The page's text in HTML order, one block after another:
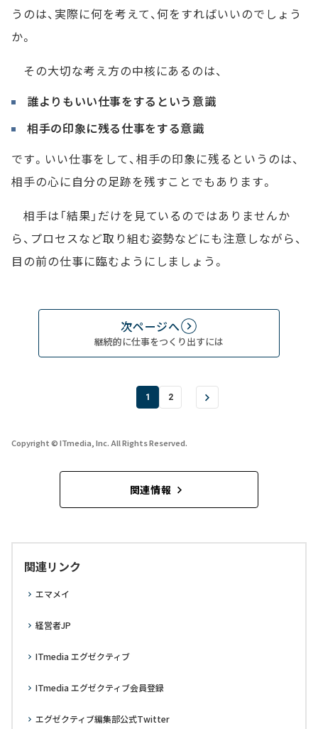
うのは、実際に何を考えて、何をすればいいのでしょう
か。
その大切な考え方の中核にあるのは、
誰よりもいい仕事をするという意識
相手の印象に残る仕事をする意識
です。いい仕事をして、相手の印象に残るというのは、
相手の心に自分の足跡を残すことでもあります。
相手は「結果」だけを見ているのではありませんか
ら、プロセスなど取り組む姿勢などにも注意しながら、
目の前の仕事に臨むようにしましょう。
次ページへ
継続的に仕事をつくり出すには
1 2
Copyright © ITmedia, Inc. All Rights Reserved.
関連情報
関連リンク
エマメイ
経営者JP
ITmedia エグゼクティブ
ITmedia エグゼクティブ会員登録
エグゼクティブ編集部公式Twitter